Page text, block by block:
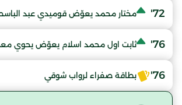
72' مختار محمد يعوّض قوميدي عبد
76' ثابت اول محمد اسلام يعوّض يحوي
76' بطاقة صفراء لرواب شوقي